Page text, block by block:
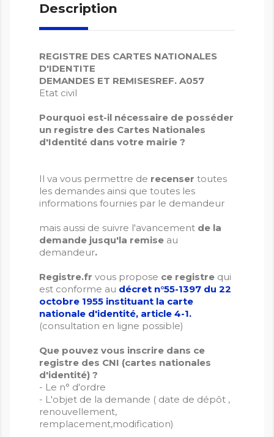
Description
REGISTRE DES CARTES NATIONALES
D'IDENTITE
DEMANDES ET REMISESREF. A057
Etat civil
Pourquoi est-il nécessaire de posséder
un registre des Cartes Nationales
d'Identité dans votre mairie ?
Il va vous permettre de recenser toutes
les demandes ainsi que toutes les
informations fournies par le demandeur
mais aussi de suivre l'avancement de la
demande jusqu'la remise au
demandeur.
Registre.fr vous propose ce registre qui
est conforme au décret n°55-1397 du 22
octobre 1955 instituant la carte
nationale d'identité, article 4-1.
(consultation en ligne possible)
Que pouvez vous inscrire dans ce
registre des CNI (cartes nationales
d'identité) ?
- Le n° d'ordre
- L'objet de la demande ( date de dépôt ,
renouvellement,
remplacement,modification)